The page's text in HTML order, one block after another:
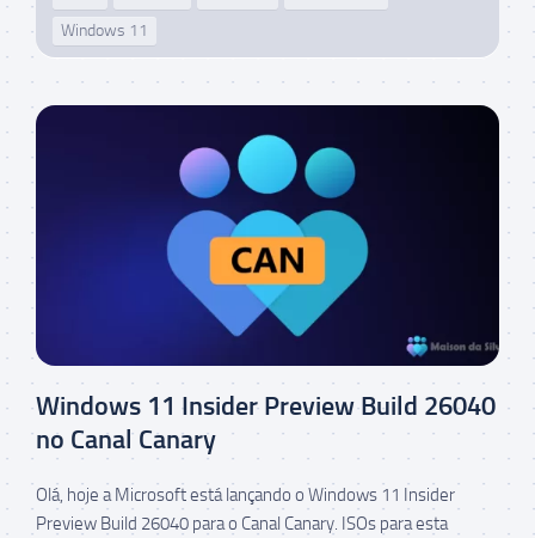
Windows 11
Windows 11 Insider Preview Build 26040
no Canal Canary
Olá, hoje a Microsoft está lançando o Windows 11 Insider
Preview Build 26040 para o Canal Canary. ISOs para esta